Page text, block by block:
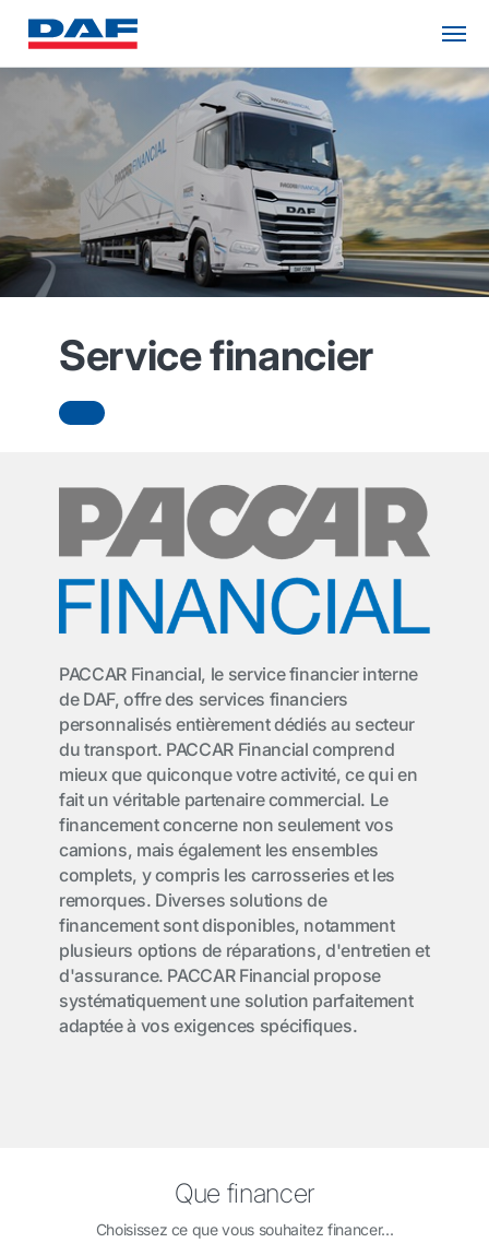
Service financier
PACCAR Financial, le service financier interne
de DAF, offre des services financiers
personnalisés entièrement dédiés au secteur
du transport. PACCAR Financial comprend
mieux que quiconque votre activité, ce qui en
fait un véritable partenaire commercial. Le
financement concerne non seulement vos
camions, mais également les ensembles
complets, y compris les carrosseries et les
remorques. Diverses solutions de
financement sont disponibles, notamment
plusieurs options de réparations, d'entretien et
d'assurance. PACCAR Financial propose
systématiquement une solution parfaitement
adaptée à vos exigences spécifiques.
Que financer
Choisissez ce que vous souhaitez financer...